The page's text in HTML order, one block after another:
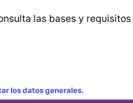
las bases y requisitos
los datos generales.